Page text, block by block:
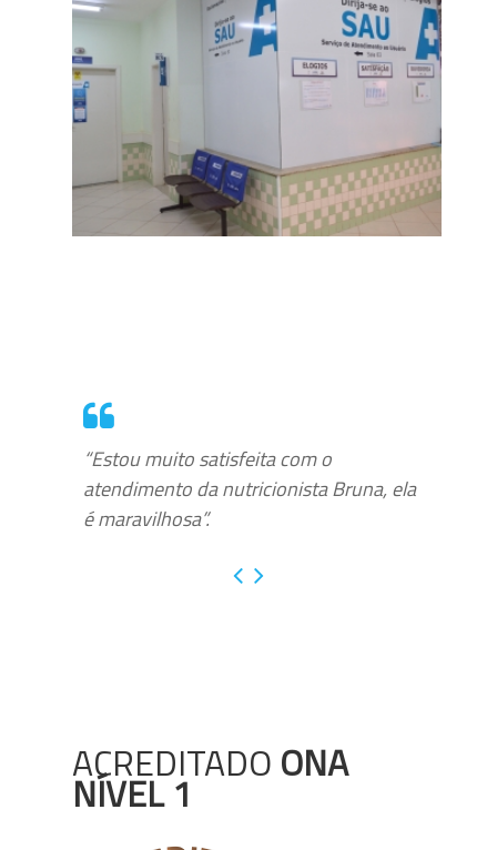
“Estou muito satisfeita com o
atendimento da nutricionista Bruna, ela
é maravilhosa”.
ACREDITADO ONA
NÍVEL 1